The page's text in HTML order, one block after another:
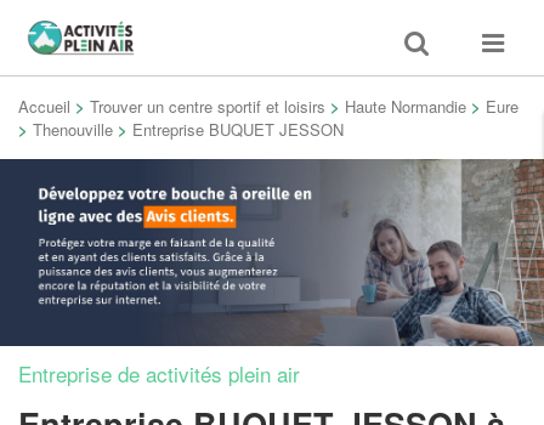
Toggle
search
Toggle
Accueil > Trouver un centre sportif et loisirs > Haute Normandie > Eure
> Thenouville > Entreprise BUQUET JESSON
Entreprise de activités plein air